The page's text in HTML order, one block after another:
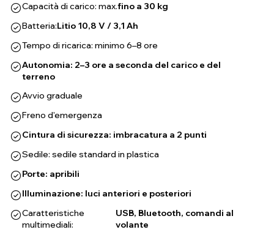
Capacità di carico: max.fino a 30 kg
Batteria:Litio 10,8 V / 3,1 Ah
Tempo di ricarica: minimo 6–8 ore
Autonomia: 2–3 ore a seconda del carico e del
terreno
Avvio graduale
Freno d'emergenza
Cintura di sicurezza: imbracatura a 2 punti
Sedile: sedile standard in plastica
Porte: apribili
Illuminazione: luci anteriori e posteriori
Caratteristiche
multimediali:
USB, Bluetooth, comandi al
volante